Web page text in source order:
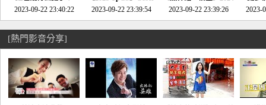
SEGA春節特賣 超過85
款遊戲打到骨折-電玩
宅速配20230119
2023-09-22 23:40:22
和Show Girl搶先看！
直擊展前記者會-電玩
2023-09-22 23:39:54
年夏季推出！確定不會
延期齁？-電玩宅速配
2023-09-22 23:39:26
《來
金鄉
2023-
[熱門影音分享]